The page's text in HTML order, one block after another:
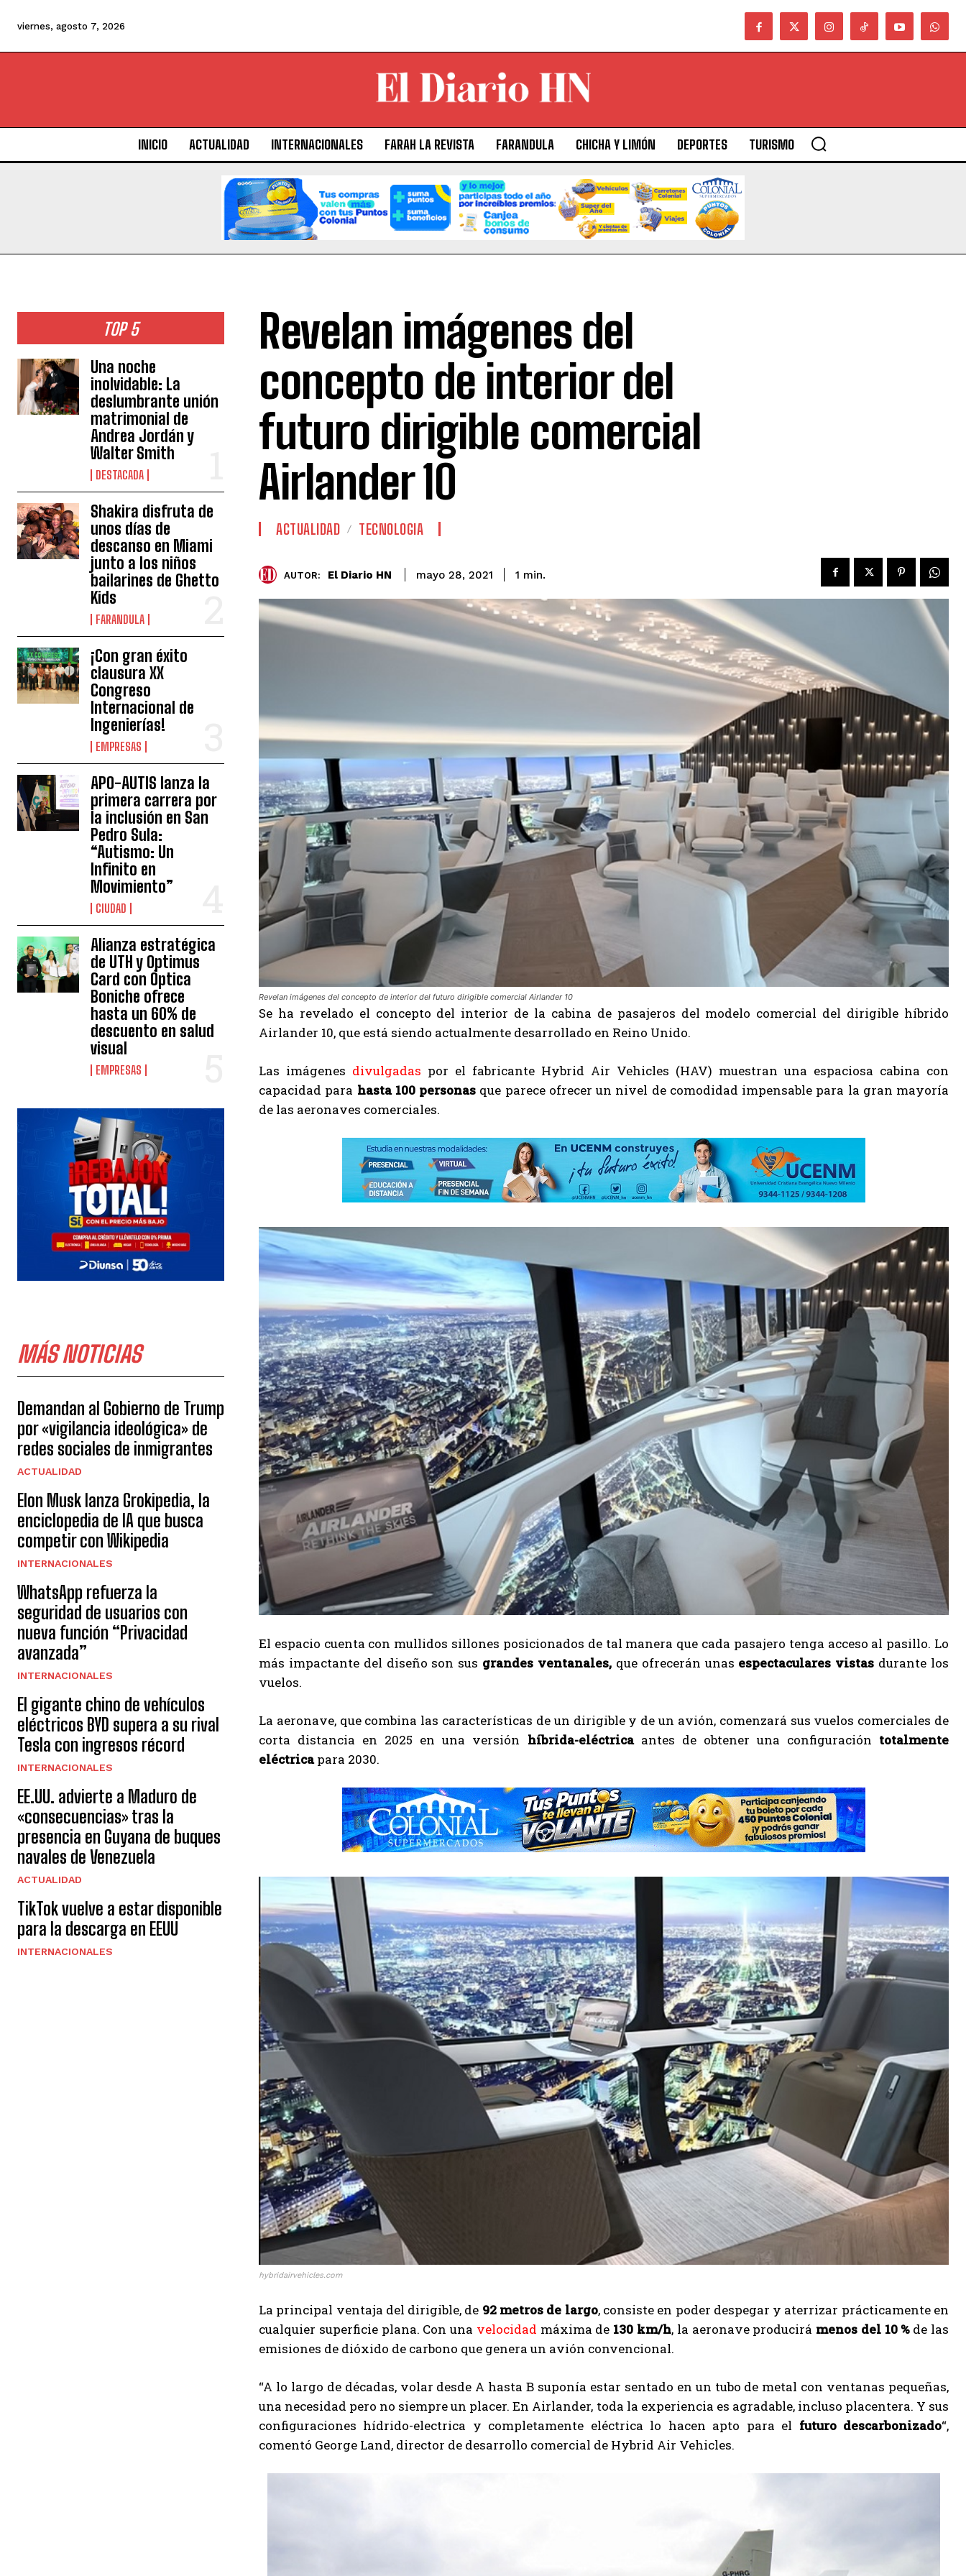
viernes, agosto 7, 2026
INICIO ACTUALIDAD INTERNACIONALES FARAH LA REVISTA FARANDULA CHICHA Y LIMÓN DEPORTES TURISMO
TOP 5
Una noche
inolvidable: La
deslumbrante unión
matrimonial de
Andrea Jordán y
Walter Smith
DESTACADA
Shakira disfruta de
unos días de
descanso en Miami
junto a los niños
bailarines de Ghetto
Kids
FARANDULA
¡Con gran éxito
clausura XX
Congreso
Internacional de
Ingenierías!
EMPRESAS
APO-AUTIS lanza la
primera carrera por
la inclusión en San
Pedro Sula:
“Autismo: Un
Infinito en
Movimiento”
CIUDAD
Alianza estratégica
de UTH y Optimus
Card con Óptica
Boniche ofrece
hasta un 60% de
descuento en salud
visual
EMPRESAS
MÁS NOTICIAS
Demandan al Gobierno de Trump
por «vigilancia ideológica» de
redes sociales de inmigrantes
ACTUALIDAD
Elon Musk lanza Grokipedia, la
enciclopedia de IA que busca
competir con Wikipedia
INTERNACIONALES
WhatsApp refuerza la
seguridad de usuarios con
nueva función “Privacidad
avanzada”
INTERNACIONALES
El gigante chino de vehículos
eléctricos BYD supera a su rival
Tesla con ingresos récord
INTERNACIONALES
EE.UU. advierte a Maduro de
«consecuencias» tras la
presencia en Guyana de buques
navales de Venezuela
ACTUALIDAD
TikTok vuelve a estar disponible
para la descarga en EEUU
INTERNACIONALES
Revelan imágenes del
concepto de interior del
futuro dirigible comercial
Airlander 10
ACTUALIDAD TECNOLOGIA
AUTOR: El Diario HN mayo 28, 2021 1 min.
Revelan imágenes del concepto de interior del futuro dirigible comercial Airlander 10
Se ha revelado el concepto del interior de la cabina de pasajeros del modelo comercial del dirigible híbrido
Airlander 10, que está siendo actualmente desarrollado en Reino Unido.
Las imágenes divulgadas por el fabricante Hybrid Air Vehicles (HAV) muestran una espaciosa cabina con
capacidad para hasta 100 personas que parece ofrecer un nivel de comodidad impensable para la gran mayoría
de las aeronaves comerciales.
El espacio cuenta con mullidos sillones posicionados de tal manera que cada pasajero tenga acceso al pasillo. Lo
más impactante del diseño son sus grandes ventanales, que ofrecerán unas espectaculares vistas durante los
vuelos.
La aeronave, que combina las características de un dirigible y de un avión, comenzará sus vuelos comerciales de
corta distancia en 2025 en una versión híbrida-eléctricaantes de obtener una configuración totalmente
eléctricapara 2030.
hybridairvehicles.com
La principal ventaja del dirigible, de 92 metros de largo, consiste en poder despegar y aterrizar prácticamente en
cualquier superficie plana. Con una velocidad máxima de 130 km/h, la aeronave producirá menos del 10 %de las
emisiones de dióxido de carbono que genera un avión convencional.
“A lo largo de décadas, volar desde A hasta B suponía estar sentado en un tubo de metal con ventanas pequeñas,
una necesidad pero no siempre un placer. En Airlander, toda la experiencia es agradable, incluso placentera. Y sus
configuraciones hídrido-electrica y completamente eléctrica lo hacen apto para el futuro descarbonizado“,
comentó George Land, director de desarrollo comercial de Hybrid Air Vehicles.